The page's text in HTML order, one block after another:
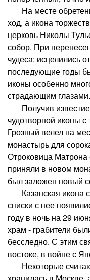
На месте
ход, а икона
церковь Николы
собор. При
чудеса: исцелились
последующие годы
иконы особенно
страдающим глазами.
Получив известие
чудотворной иконы
Грозный велел на
монастырь для
Отроковица
приняли в новом
был заложен новый
Казанская икона
списки с нее
году в ночь на 29
храм - грабители
бесследно. С этим
востоке, в войне с
Некоторые